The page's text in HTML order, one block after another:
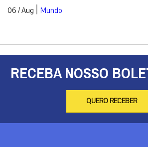
06 / Aug | Mundo
RECEBA NOSSO
QUERO RECEBER